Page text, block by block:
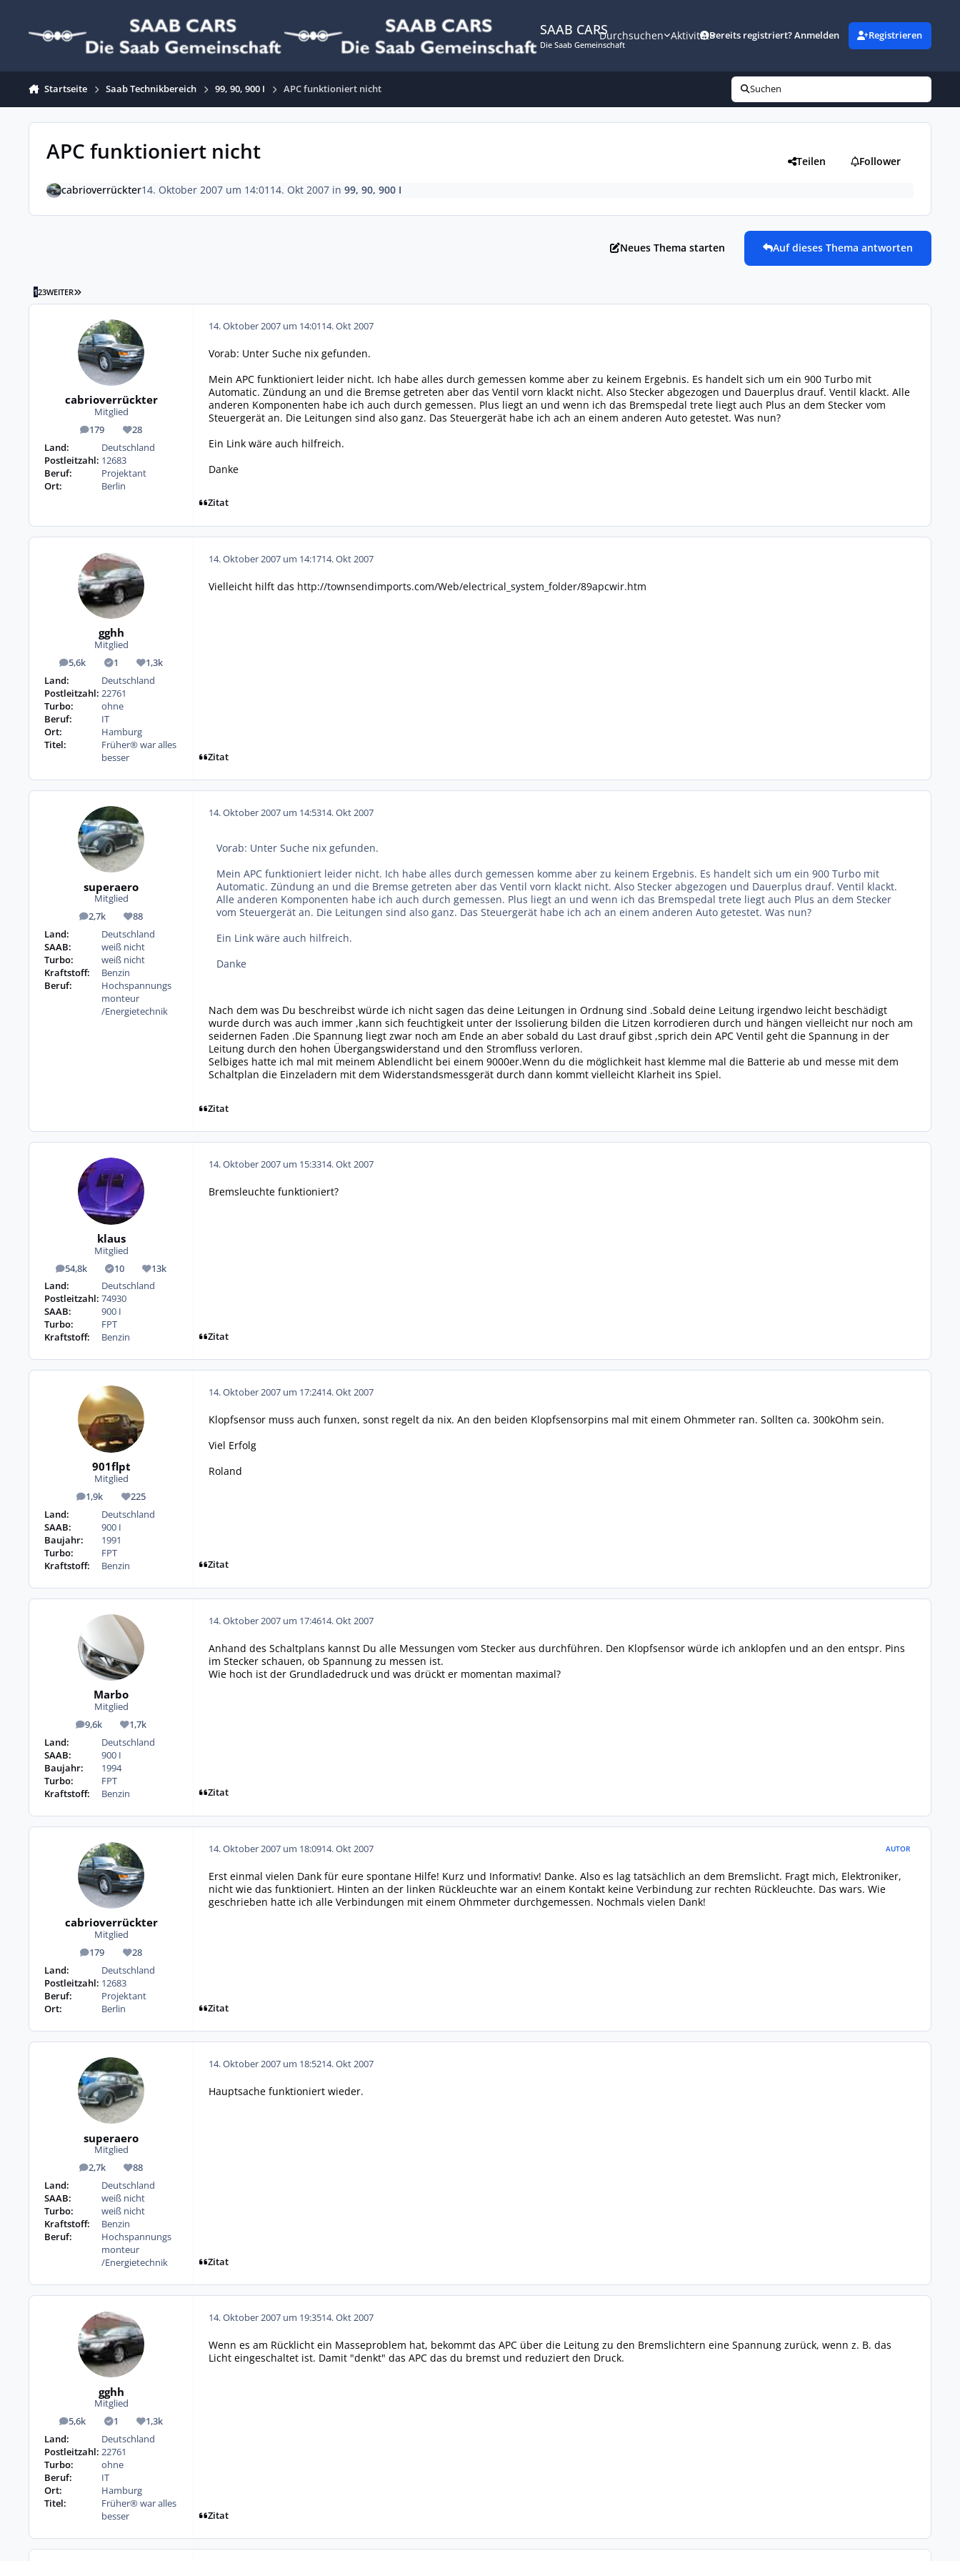
SAAB CARS
Die Saab Gemeinschaft
Durchsuchen AktivitätBereits registriert? Anmelden Registrieren
Startseite Saab Technikbereich 99, 90, 900 I APC funktioniert nicht Suchen
APC funktioniert nicht Teilen Follower
cabrioverrückter14. Oktober 2007 um 14:01 14. Okt 2007in 99, 90, 900 I
Neues Thema starten Auf dieses Thema antworten
123WEITER LETZTE SEITE
cabrioverrückter
Mitglied
179
Beiträge 28
Reputation
Land:
Deutschland
Postleitzahl: 12683
Beruf:
Projektant
Ort:
Berlin
14. Oktober 2007 um 14:0114. Okt 2007
Vorab: Unter Suche nix gefunden.
Mein APC funktioniert leider nicht. Ich habe alles durch gemessen komme aber zu keinem Ergebnis. Es handelt sich um ein 900 Turbo mit
Automatic. Zündung an und die Bremse getreten aber das Ventil vorn klackt nicht. Also Stecker abgezogen und Dauerplus drauf. Ventil klackt. Alle
anderen Komponenten habe ich auch durch gemessen. Plus liegt an und wenn ich das Bremspedal trete liegt auch Plus an dem Stecker vom
Steuergerät an. Die Leitungen sind also ganz. Das Steuergerät habe ich ach an einem anderen Auto getestet. Was nun?
Ein Link wäre auch hilfreich.
Danke
Zitat
gghh
Mitglied
5,6k
Beiträge 1
Lösungen1,3k
Reputation
Land:
Deutschland
Postleitzahl: 22761
Turbo:
ohne
Beruf:
IT
Ort:
Hamburg
Titel:
Früher® war alles
besser
14. Oktober 2007 um 14:1714. Okt 2007
Vielleicht hilft das http://townsendimports.com/Web/electrical_system_folder/89apcwir.htm
Zitat
superaero
Mitglied
2,7k
Beiträge 88
Reputation
Land:
Deutschland
SAAB:
weiß nicht
Turbo:
weiß nicht
Kraftstoff:
Benzin
Beruf:
Hochspannungs
monteur
/Energietechnik
14. Oktober 2007 um 14:5314. Okt 2007
Vorab: Unter Suche nix gefunden.
Mein APC funktioniert leider nicht. Ich habe alles durch gemessen komme aber zu keinem Ergebnis. Es handelt sich um ein 900 Turbo mit
Automatic. Zündung an und die Bremse getreten aber das Ventil vorn klackt nicht. Also Stecker abgezogen und Dauerplus drauf. Ventil klackt.
Alle anderen Komponenten habe ich auch durch gemessen. Plus liegt an und wenn ich das Bremspedal trete liegt auch Plus an dem Stecker
vom Steuergerät an. Die Leitungen sind also ganz. Das Steuergerät habe ich ach an einem anderen Auto getestet. Was nun?
Ein Link wäre auch hilfreich.
Danke
Nach dem was Du beschreibst würde ich nicht sagen das deine Leitungen in Ordnung sind .Sobald deine Leitung irgendwo leicht beschädigt
wurde durch was auch immer ,kann sich feuchtigkeit unter der Issolierung bilden die Litzen korrodieren durch und hängen vielleicht nur noch am
seidernen Faden .Die Spannung liegt zwar noch am Ende an aber sobald du Last drauf gibst ,sprich dein APC Ventil geht die Spannung in der
Leitung durch den hohen Übergangswiderstand und den Stromfluss verloren.
Selbiges hatte ich mal mit meinem Ablendlicht bei einem 9000er.Wenn du die möglichkeit hast klemme mal die Batterie ab und messe mit dem
Schaltplan die Einzeladern mit dem Widerstandsmessgerät durch dann kommt vielleicht Klarheit ins Spiel.
Zitat
klaus
Mitglied
54,8k
Beiträge 10
Lösungen13k
Reputation
Land:
Deutschland
Postleitzahl: 74930
SAAB:
900 I
Turbo:
FPT
Kraftstoff:
Benzin
14. Oktober 2007 um 15:3314. Okt 2007
Bremsleuchte funktioniert?
Zitat
901flpt
Mitglied
1,9k
Beiträge 225
Reputation
Land:
Deutschland
SAAB:
900 I
Baujahr:
1991
Turbo:
FPT
Kraftstoff:
Benzin
14. Oktober 2007 um 17:2414. Okt 2007
Klopfsensor muss auch funxen, sonst regelt da nix. An den beiden Klopfsensorpins mal mit einem Ohmmeter ran. Sollten ca. 300kOhm sein.
Viel Erfolg
Roland
Zitat
Marbo
Mitglied
9,6k
Beiträge 1,7k
Reputation
Land:
Deutschland
SAAB:
900 I
Baujahr:
1994
Turbo:
FPT
Kraftstoff:
Benzin
14. Oktober 2007 um 17:4614. Okt 2007
Anhand des Schaltplans kannst Du alle Messungen vom Stecker aus durchführen. Den Klopfsensor würde ich anklopfen und an den entspr. Pins
im Stecker schauen, ob Spannung zu messen ist.
Wie hoch ist der Grundladedruck und was drückt er momentan maximal?
Zitat
cabrioverrückter
Mitglied
179
Beiträge 28
Reputation
Land:
Deutschland
Postleitzahl: 12683
Beruf:
Projektant
Ort:
Berlin
14. Oktober 2007 um 18:0914. Okt 2007 AUTOR
Erst einmal vielen Dank für eure spontane Hilfe! Kurz und Informativ! Danke. Also es lag tatsächlich an dem Bremslicht. Fragt mich, Elektroniker,
nicht wie das funktioniert. Hinten an der linken Rückleuchte war an einem Kontakt keine Verbindung zur rechten Rückleuchte. Das wars. Wie
geschrieben hatte ich alle Verbindungen mit einem Ohmmeter durchgemessen. Nochmals vielen Dank!
Zitat
superaero
Mitglied
2,7k
Beiträge 88
Reputation
Land:
Deutschland
SAAB:
weiß nicht
Turbo:
weiß nicht
Kraftstoff:
Benzin
Beruf:
Hochspannungs
monteur
/Energietechnik
14. Oktober 2007 um 18:5214. Okt 2007
Hauptsache funktioniert wieder.
Zitat
gghh
Mitglied
5,6k
Beiträge 1
Lösungen1,3k
Reputation
Land:
Deutschland
Postleitzahl: 22761
Turbo:
ohne
Beruf:
IT
Ort:
Hamburg
Titel:
Früher® war alles
besser
14. Oktober 2007 um 19:3514. Okt 2007
Wenn es am Rücklicht ein Masseproblem hat, bekommt das APC über die Leitung zu den Bremslichtern eine Spannung zurück, wenn z. B. das
Licht eingeschaltet ist. Damit "denkt" das APC das du bremst und reduziert den Druck.
Zitat